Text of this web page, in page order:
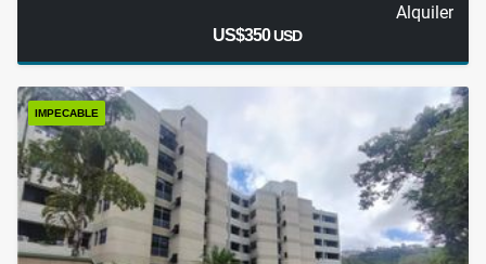
Alquiler
US$350USD
IMPECABLE